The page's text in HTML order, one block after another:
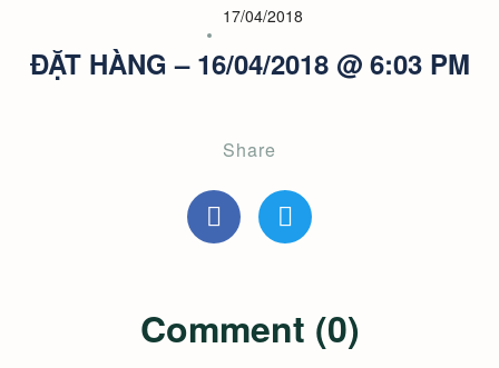
17/04/2018
ĐẶT HÀNG – 16/04/2018 @ 6:03 PM
Share
Comment (0)